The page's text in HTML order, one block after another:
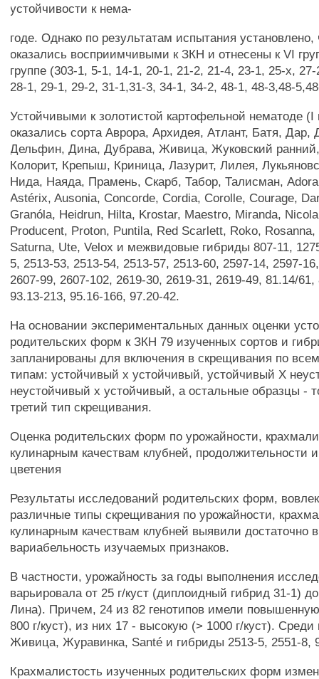
устойчивости к нема-
годе. Однако по результатам испытания
оказались восприимчивыми к ЗКН и отнесены к VI
группе (303-1, 5-1, 14-1, 20-1, 21-2, 21-4, 23-1, 25-х,
28-1, 29-1, 29-2, 31-1,31-3, 34-1, 34-2, 48-1, 48-3,48-
Устойчивыми к золотистой картофельной нематоде (I
оказались сорта Аврора, Архидея, Атлант, Батя, Дар,
Дельфин, Дина, Дубрава, Живица, Жуковский
Колорит, Крепыш, Криница, Лазурит, Лилея,
Нида, Наяда, Прамень, Скарб, Табор, Талисман,
Astérix, Ausonia, Concorde, Cordia, Corolle, Courage,
Granóla, Heidrun, Hilta, Krostar, Maestro, Miranda,
Producent, Proton, Puntila, Red Scarlett, Roko,
Saturna, Ute, Velox и межвидовые гибриды 807-11,
5, 2513-53, 2513-54, 2513-57, 2513-60, 2597-14, 2597-
2607-99, 2607-102, 2619-30, 2619-31, 2619-49, 81.14/
93.13-213, 95.16-166, 97.20-42.
На основании экспериментальных данных оценки
родительских форм к ЗКН 79 изученных сортов и
запланированы для включения в скрещивания по
типам: устойчивый х устойчивый, устойчивый X
неустойчивый х устойчивый, а остальные образцы -
третий тип скрещивания.
Оценка родительских форм по урожайности,
кулинарным качествам клубней, продолжительности
цветения
Результаты исследований родительских форм,
различные типы скрещивания по урожайности,
кулинарным качествам клубней выявили достаточно
вариабельность изучаемых признаков.
В частности, урожайность за годы выполнения
варьировала от 25 г/куст (диплоидный гибрид 31-1) до
Лина). Причем, 24 из 82 генотипов имели
800 г/куст), из них 17 - высокую (> 1000 г/куст). Среди
Живица, Журавинка, Santé и гибриды 2513-5, 2551-8,
Крахмалистость изученных родительских форм